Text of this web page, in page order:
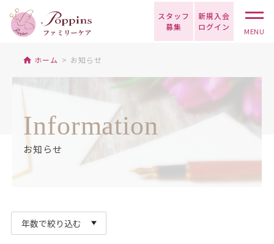
スタッフ
募集
新規入会
ログイン
MENU
ホーム お知らせ
Information
お知らせ